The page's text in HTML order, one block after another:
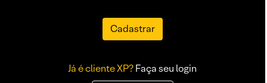
Cadastrar
Já é cliente XP?Faça seu login